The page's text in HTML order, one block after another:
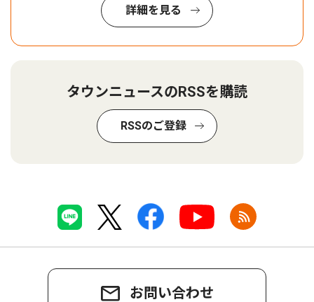
詳細を見る
タウンニュースのRSSを購読
RSSのご登録
お問い合わせ